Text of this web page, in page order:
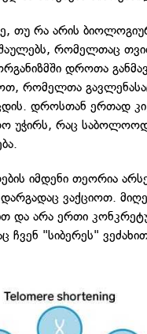
თუ რა არის
რომელთაც
დროთა
რომელთა
დროსთან ერთად
უჭირს, რაც
იმდენი თეორია
ვაქციოთ.
და არა ერთი
ჩვენ "სიბერეს"